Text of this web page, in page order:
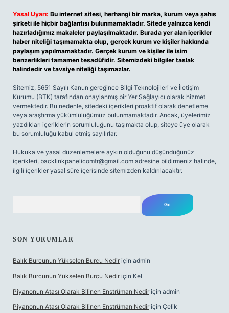
Yasal Uyarı: Bu internet sitesi, herhangi bir marka, kurum veya şahıs
şirketi ile hiçbir bağlantısı bulunmamaktadır. Sitede yalnızca kendi
hazırladığımız makaleler paylaşılmaktadır. Burada yer alan içerikler
haber niteliği taşımamakta olup, gerçek kurum ve kişiler hakkında
paylaşım yapılmamaktadır. Gerçek kurum ve kişiler ile isim
benzerlikleri tamamen tesadüfidir. Sitemizdeki bilgiler taslak
halindedir ve tavsiye niteliği taşımazlar.
Sitemiz, 5651 Sayılı Kanun gereğince Bilgi Teknolojileri ve İletişim
Kurumu (BTK) tarafından onaylanmış bir Yer Sağlayıcı olarak hizmet
vermektedir. Bu nedenle, sitedeki içerikleri proaktif olarak denetleme
veya araştırma yükümlülüğümüz bulunmamaktadır. Ancak, üyelerimiz
yazdıkları içeriklerin sorumluluğunu taşımakta olup, siteye üye olarak
bu sorumluluğu kabul etmiş sayılırlar.
Hukuka ve yasal düzenlemelere aykırı olduğunu düşündüğünüz
içerikleri, backlinkpanelicomtr@gmail.com adresine bildirmeniz halinde,
ilgili içerikler yasal süre içerisinde sitemizden kaldırılacaktır.
SON YORUMLAR
Balık Burcunun Yükselen Burcu Nedir için admin
Balık Burcunun Yükselen Burcu Nedir için Kel
Piyanonun Atası Olarak Bilinen Enstrüman Nedir için admin
Piyanonun Atası Olarak Bilinen Enstrüman Nedir için Çelik